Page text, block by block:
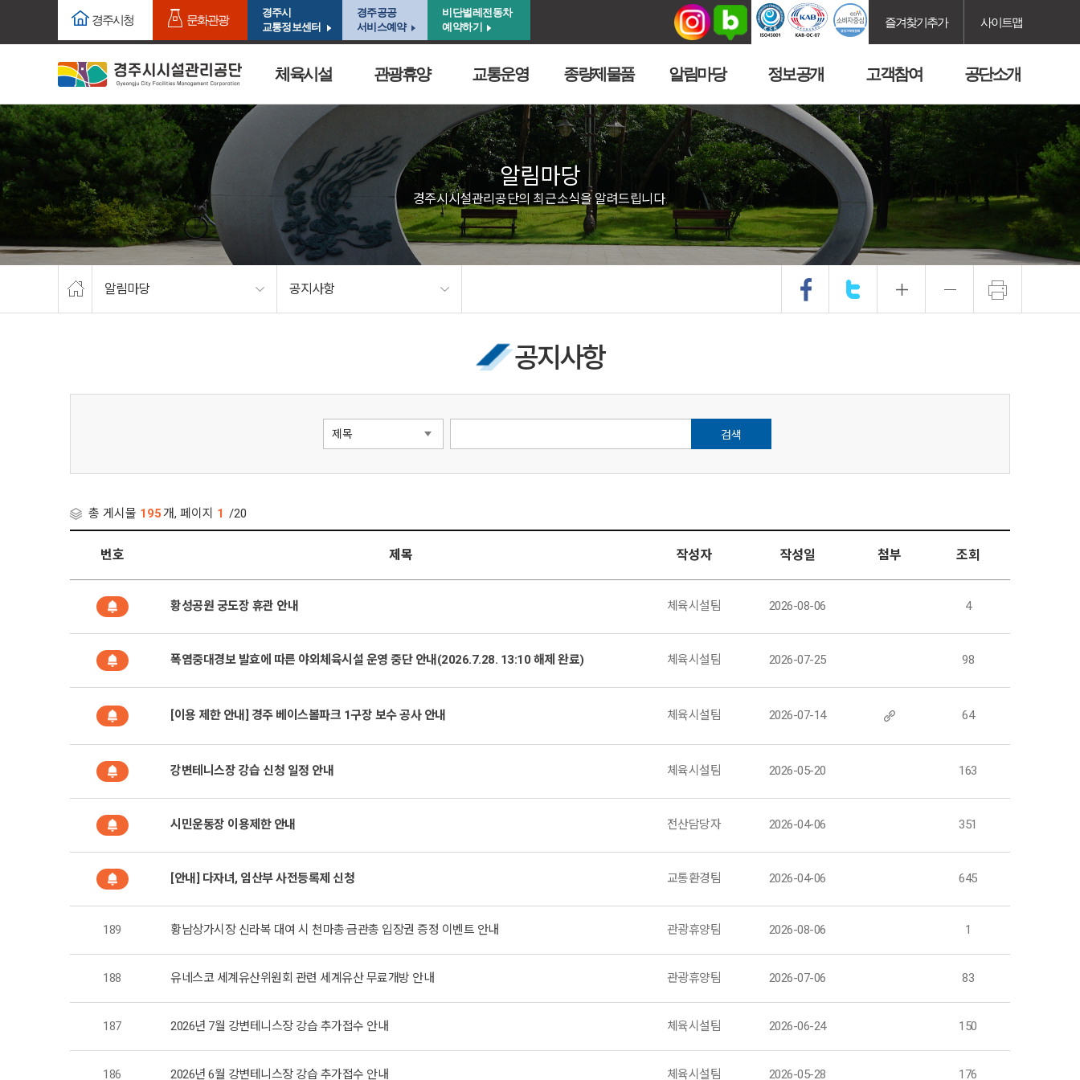
주요메뉴로 건너뛰기
경주시청 문화관광
경주시
교통정보센터
경주공공
서비스예약
비단벌레전동차
예약하기
즐겨찾기추가 사이트맵
체육시설 관광휴양 교통운영 종량제물품 알림마당 정보공개 고객참여 공단소개
알림마당
경주시시설관리공단의 최근소식을 알려드립니다.
알림마당 공지사항
공지사항
검색
총 게시물 195개, 페이지 1 /20
번호 제목 작성자 작성일 첨부 조회
황성공원 궁도장 휴관 안내 체육시설팀 2026-08-06 4
폭염중대경보 발효에 따른 야외체육시설 운영 중단 안내(2026.7.28. 13:10 해제 완료) 체육시설팀 2026-07-25 98
[이용 제한 안내] 경주 베이스볼파크 1구장 보수 공사 안내 체육시설팀 2026-07-14 64
강변테니스장 강습 신청 일정 안내 체육시설팀 2026-05-20 163
시민운동장 이용제한 안내 전산담당자 2026-04-06 351
[안내] 다자녀, 임산부 사전등록제 신청 교통환경팀 2026-04-06 645
189 황남상가시장 신라복 대여 시 천마총·금관총 입장권 증정 이벤트 안내 관광휴양팀 2026-08-06 1
188 유네스코 세계유산위원회 관련 세계유산 무료개방 안내 관광휴양팀 2026-07-06 83
187 2026년 7월 강변테니스장 강습 추가접수 안내 체육시설팀 2026-06-24 150
186 2026년 6월 강변테니스장 강습 추가접수 안내 체육시설팀 2026-05-28 176